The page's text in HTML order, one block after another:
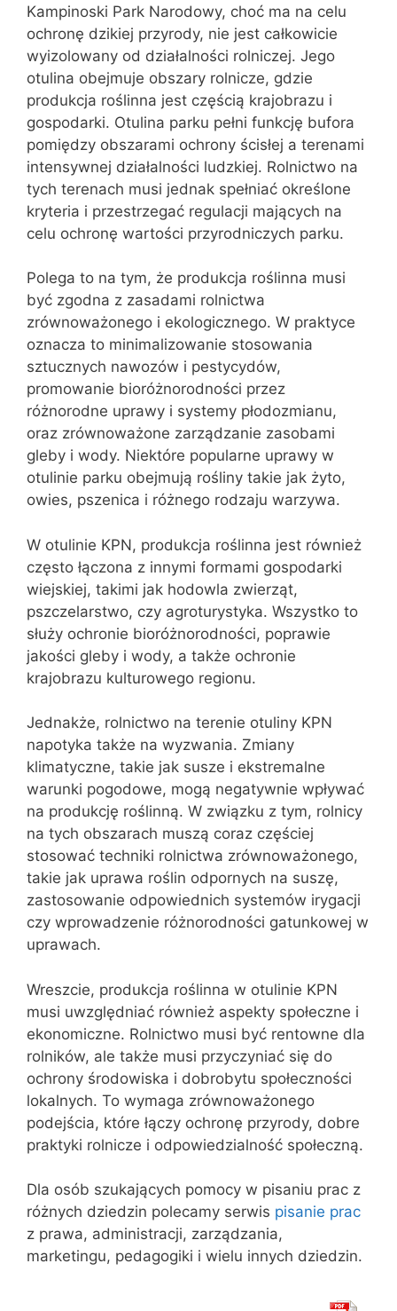
Kampinoski Park Narodowy, choć ma na celu
ochronę dzikiej przyrody, nie jest całkowicie
wyizolowany od działalności rolniczej. Jego
otulina obejmuje obszary rolnicze, gdzie
produkcja roślinna jest częścią krajobrazu i
gospodarki. Otulina parku pełni funkcję bufora
pomiędzy obszarami ochrony ścisłej a terenami
intensywnej działalności ludzkiej. Rolnictwo na
tych terenach musi jednak spełniać określone
kryteria i przestrzegać regulacji mających na
celu ochronę wartości przyrodniczych parku.
Polega to na tym, że produkcja roślinna musi
być zgodna z zasadami rolnictwa
zrównoważonego i ekologicznego. W praktyce
oznacza to minimalizowanie stosowania
sztucznych nawozów i pestycydów,
promowanie bioróżnorodności przez
różnorodne uprawy i systemy płodozmianu,
oraz zrównoważone zarządzanie zasobami
gleby i wody. Niektóre popularne uprawy w
otulinie parku obejmują rośliny takie jak żyto,
owies, pszenica i różnego rodzaju warzywa.
W otulinie KPN, produkcja roślinna jest również
często łączona z innymi formami gospodarki
wiejskiej, takimi jak hodowla zwierząt,
pszczelarstwo, czy agroturystyka. Wszystko to
służy ochronie bioróżnorodności, poprawie
jakości gleby i wody, a także ochronie
krajobrazu kulturowego regionu.
Jednakże, rolnictwo na terenie otuliny KPN
napotyka także na wyzwania. Zmiany
klimatyczne, takie jak susze i ekstremalne
warunki pogodowe, mogą negatywnie wpływać
na produkcję roślinną. W związku z tym, rolnicy
na tych obszarach muszą coraz częściej
stosować techniki rolnictwa zrównoważonego,
takie jak uprawa roślin odpornych na suszę,
zastosowanie odpowiednich systemów irygacji
czy wprowadzenie różnorodności gatunkowej w
uprawach.
Wreszcie, produkcja roślinna w otulinie KPN
musi uwzględniać również aspekty społeczne i
ekonomiczne. Rolnictwo musi być rentowne dla
rolników, ale także musi przyczyniać się do
ochrony środowiska i dobrobytu społeczności
lokalnych. To wymaga zrównoważonego
podejścia, które łączy ochronę przyrody, dobre
praktyki rolnicze i odpowiedzialność społeczną.
Dla osób szukających pomocy w pisaniu prac z
różnych dziedzin polecamy serwis pisanie prac
z prawa, administracji, zarządzania,
marketingu, pedagogiki i wielu innych dziedzin.